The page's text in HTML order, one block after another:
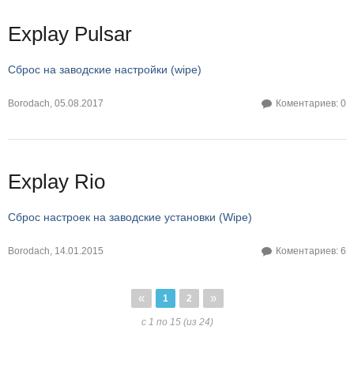
Explay Pulsar
Сброс на заводские настройки (wipe)
Borodach, 05.08.2017 Коментариев: 0
Explay Rio
Сброс настроек на заводские установки (Wipe)
Borodach, 14.01.2015 Коментариев: 6
« 1 2 »
с 1 по 15 (из 24)